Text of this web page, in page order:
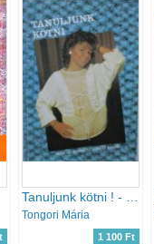
Tanuljunk kötni ! - Pulóverek, mellények, kabátok, szoknyák
Tongori Mária
1 100 Ft